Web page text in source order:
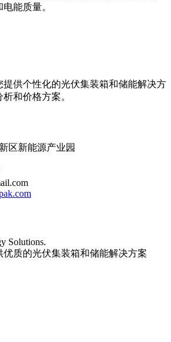
能质量。
供个性化的光伏集装箱和储能解决方
和价格方案。
区新能源产业园
Solutions.
质的光伏集装箱和储能解决方案